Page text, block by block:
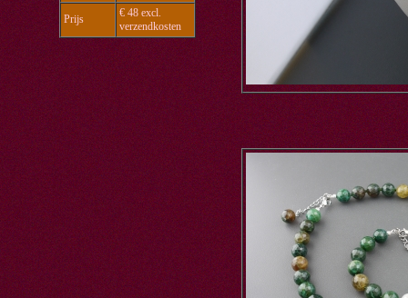
Prijs
€ 48 excl.
verzendkosten